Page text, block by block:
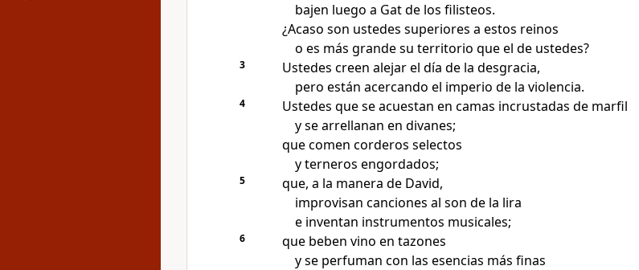
bajen luego a Gat de los filisteos.
¿Acaso son ustedes superiores a estos reinos
o es más grande su territorio que el de ustedes?
3
Ustedes creen alejar el día de la desgracia,
pero están acercando el imperio de la violencia.
4
Ustedes que se acuestan en camas incrustadas de marfil
y se arrellanan en divanes;
que comen corderos selectos
y terneros engordados;
5
que, a la manera de David,
improvisan canciones al son de la lira
e inventan instrumentos musicales;
6
que beben vino en tazones
y se perfuman con las esencias más finas